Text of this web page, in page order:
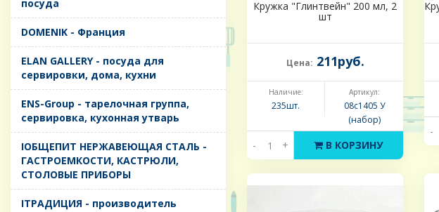
посуда
DOMENIK - Франция
ELAN GALLERY - посуда для
сервировки, дома, кухни
ENS-Group - тарелочная группа,
сервировка, кухонная утварь
IОБЩЕПИТ НЕРЖАВЕЮЩАЯ СТАЛЬ -
ГАСТРОЕМКОСТИ, КАСТРЮЛИ,
СТОЛОВЫЕ ПРИБОРЫ
IТРАДИЦИЯ - производитель
Кружка "Глинтвейн" 200 мл, 2
шт
Цена: 211руб.
Наличие:
235шт.
Артикул:
08с1405 У
(набор)
- + В КОРЗИНУ
-